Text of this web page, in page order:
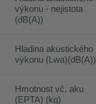
výkonu - nejistota
(dB(A))
Hladina akustického
výkonu (Lwa)(dB(A))
Hmotnost vč. aku
(EPTA) (kg)